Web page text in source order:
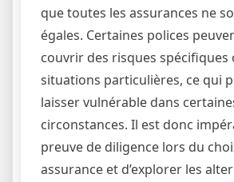
que toutes les assurances ne
égales. Certaines polices
couvrir des risques spécifiques
situations particulières, ce qui
laisser vulnérable dans
circonstances. Il est donc
preuve de diligence lors du
assurance et d’explorer les